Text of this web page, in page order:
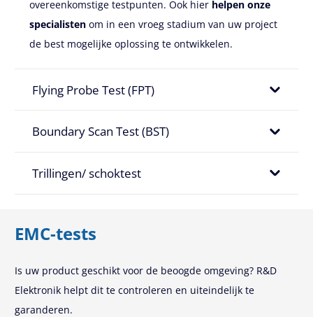
overeenkomstige testpunten. Ook hier helpen onze
specialisten om in een vroeg stadium van uw project
de best mogelijke oplossing te ontwikkelen.
Flying Probe Test (FPT)
Boundary Scan Test (BST)
Trillingen/ schoktest
EMC-tests
Is uw product geschikt voor de beoogde omgeving? R&D
Elektronik helpt dit te controleren en uiteindelijk te
garanderen.